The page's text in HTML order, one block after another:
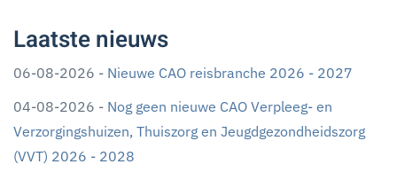
Laatste nieuws
06-08-2026 - Nieuwe CAO reisbranche 2026 - 2027
04-08-2026 - Nog geen nieuwe CAO Verpleeg- en
Verzorgingshuizen, Thuiszorg en Jeugdgezondheidszorg
(VVT) 2026 - 2028